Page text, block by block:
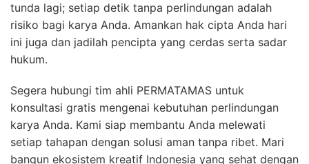
tunda lagi; setiap detik tanpa perlindungan adalah
risiko bagi karya Anda. Amankan hak cipta Anda hari
ini juga dan jadilah pencipta yang cerdas serta sadar
hukum.
Segera hubungi tim ahli PERMATAMAS untuk
konsultasi gratis mengenai kebutuhan perlindungan
karya Anda. Kami siap membantu Anda melewati
setiap tahapan dengan solusi aman tanpa ribet. Mari
bangun ekosistem kreatif Indonesia yang sehat dengan